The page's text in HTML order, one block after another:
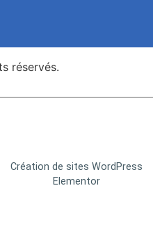
réservés.
Création de sites WordPress
Elementor